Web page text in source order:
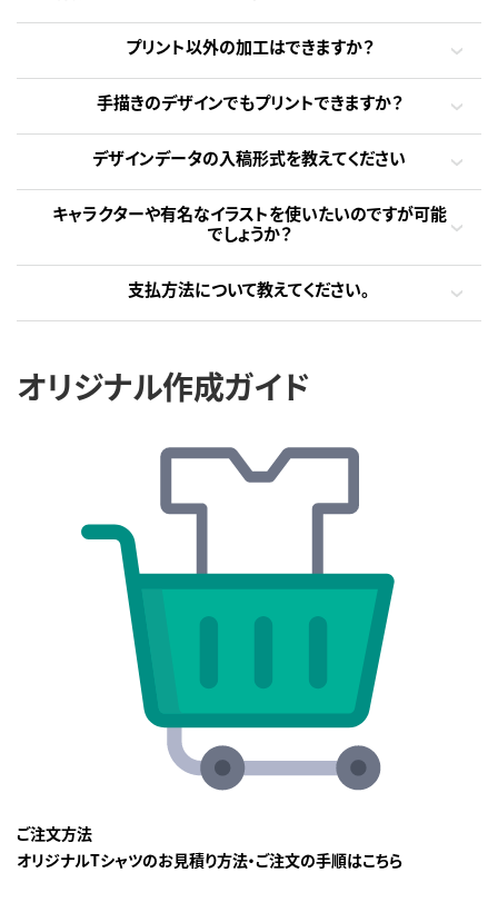
プリント以外の加工はできますか？
手描きのデザインでもプリントできますか？
デザインデータの入稿形式を教えてください
キャラクターや有名なイラストを使いたいのですが可能
でしょうか？
支払方法について教えてください。
オリジナル作成ガイド
ご注文方法
オリジナルTシャツのお見積り方法・ご注文の手順はこちら